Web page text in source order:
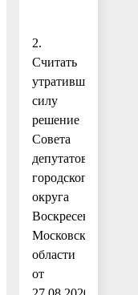
2.
Считать
утратившим
силу
решение
Совета
депутатов
городского
округа
Воскресенск
Московской
области
от